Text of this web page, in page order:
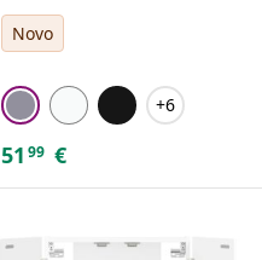
Novo
+6
51 99 €